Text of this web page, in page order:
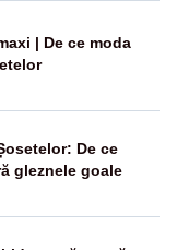
| De ce moda
De ce
gleznele goale